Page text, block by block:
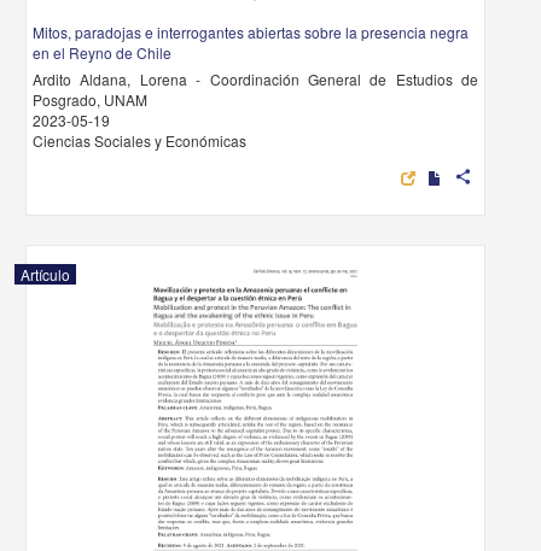
Mitos, paradojas e interrogantes abiertas sobre la presencia negra
en el Reyno de Chile
Ardito Aldana, Lorena - Coordinación General de Estudios de
Posgrado, UNAM
2023-05-19
Ciencias Sociales y Económicas
share
Artículo